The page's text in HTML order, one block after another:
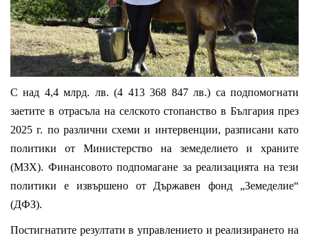
С над 4,4 млрд. лв. (4 413 368 847 лв.) са подпомогнати
заетите в отрасъла на селското стопанство в България през
2025 г. по различни схеми и интервенции, разписани като
политики от Министерство на земеделието и храните
(МЗХ). Финансовото подпомагане за реализацията на тези
политики е извършено от Държавен фонд „Земеделие“
(ДФЗ).
Постигнатите резултати в управлението и реализирането на